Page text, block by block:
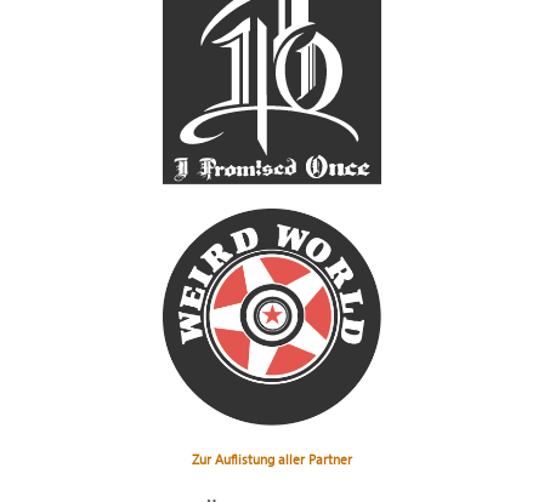
Zur Auflistung aller Partner